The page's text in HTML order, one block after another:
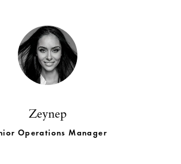
Zeynep
Operations Manager